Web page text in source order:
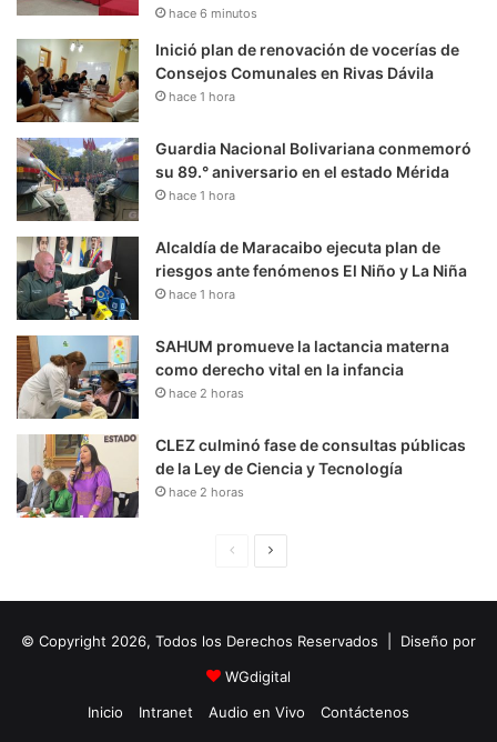
hace 6 minutos
Inició plan de renovación de vocerías de
Consejos Comunales en Rivas Dávila
hace 1 hora
Guardia Nacional Bolivariana conmemoró
su 89.° aniversario en el estado Mérida
hace 1 hora
Alcaldía de Maracaibo ejecuta plan de
riesgos ante fenómenos El Niño y La Niña
hace 1 hora
SAHUM promueve la lactancia materna
como derecho vital en la infancia
hace 2 horas
CLEZ culminó fase de consultas públicas
de la Ley de Ciencia y Tecnología
hace 2 horas
i
n
a
u
i
e
© Copyright 2026, Todos los Derechos Reservados | Diseño por
WGdigital
Inicio
Intranet Audio en Vivo
Contáctenos